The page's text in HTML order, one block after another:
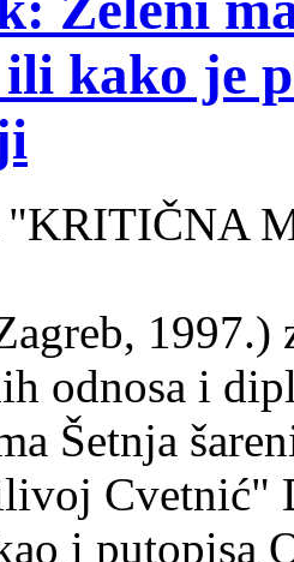
kako je
odnosa i
Šetnja
Cvetnić"
i putopisa